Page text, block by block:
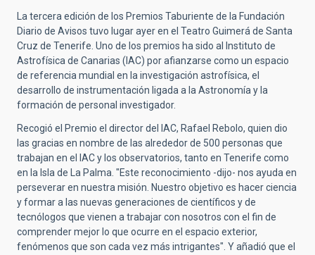
La tercera edición de los Premios Taburiente de la Fundación
Diario de Avisos tuvo lugar ayer en el Teatro Guimerá de Santa
Cruz de Tenerife. Uno de los premios ha sido al Instituto de
Astrofísica de Canarias (IAC) por afianzarse como un espacio
de referencia mundial en la investigación astrofísica, el
desarrollo de instrumentación ligada a la Astronomía y la
formación de personal investigador.
Recogió el Premio el director del IAC, Rafael Rebolo, quien dio
las gracias en nombre de las alrededor de 500 personas que
trabajan en el IAC y los observatorios, tanto en Tenerife como
en la Isla de La Palma. "Este reconocimiento -dijo- nos ayuda en
perseverar en nuestra misión. Nuestro objetivo es hacer ciencia
y formar a las nuevas generaciones de científicos y de
tecnólogos que vienen a trabajar con nosotros con el fin de
comprender mejor lo que ocurre en el espacio exterior,
fenómenos que son cada vez más intrigantes". Y añadió que el